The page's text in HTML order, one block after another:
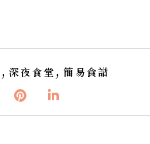
, 深夜食堂, 簡易食譜